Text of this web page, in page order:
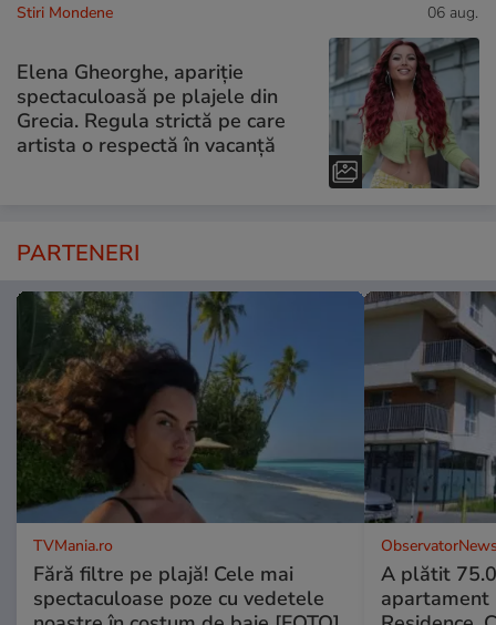
Stiri Mondene 06 aug.
Elena Gheorghe, apariție
spectaculoasă pe plajele din
Grecia. Regula strictă pe care
artista o respectă în vacanță
PARTENERI
TVMania.ro
Fără filtre pe plajă! Cele mai
spectaculoase poze cu vedetele
A plătit
apartament